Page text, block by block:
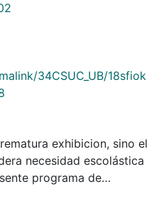
34CSUC_UB/18sfiok
exhibicion, sino el
necesidad escolástica
programa de